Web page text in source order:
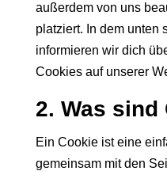
außerdem von uns
platziert. In dem unten
informieren wir dich
Cookies auf unserer
2. Was sind
Ein Cookie ist eine
gemeinsam mit den